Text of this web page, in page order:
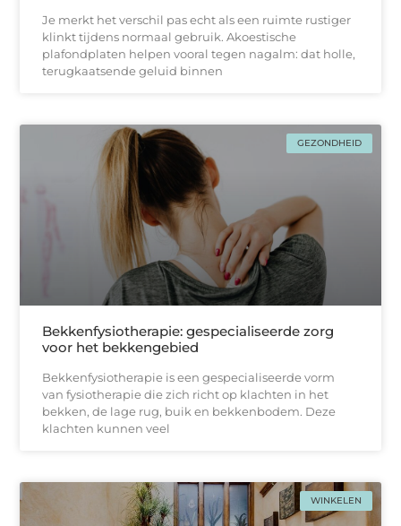
Je merkt het verschil pas echt als een ruimte rustiger
klinkt tijdens normaal gebruik. Akoestische
plafondplaten helpen vooral tegen nagalm: dat holle,
terugkaatsende geluid binnen
GEZONDHEID
Bekkenfysiotherapie: gespecialiseerde zorg
voor het bekkengebied
Bekkenfysiotherapie is een gespecialiseerde vorm
van fysiotherapie die zich richt op klachten in het
bekken, de lage rug, buik en bekkenbodem. Deze
klachten kunnen veel
WINKELEN